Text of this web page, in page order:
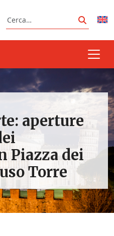
Cerca
Cerca
aperture
Piazza dei
Torre